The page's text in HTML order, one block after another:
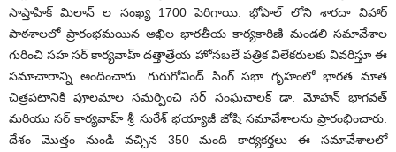
సాప్తాహిక్ మిలాన్ ల సంఖ్య 1700 పెరిగాయి. భోపాల్ లోని శారదా విహార్
పాఠశాలలో ప్రారంభమయిన అఖిల భారతీయ కార్యకారిణి మండలి సమావేశాల
గురించి సహ సర్ కార్యవాహ్ దత్తాత్రేయ హోసబలే పత్రిక విలేకరులకు వివరిస్తూ ఈ
సమాచారాన్ని అందించారు. గురుగోవింద్ సింగ్ సభా గృహంలో భారత మాత
చిత్రపటానికి పూలమాల సమర్పించి సర్ సంఘచాలక్ డా. మోహన్ భాగవత్
మరియు సర్ కార్యవాహ్ శ్రీ సురేశ్ భయ్యాజీ జోషి సమావేశాలను ప్రారంభించారు.
దేశం మొత్తం నుండి వచ్చిన 350 మంది కార్యకర్తలు ఈ సమావేశాలలో